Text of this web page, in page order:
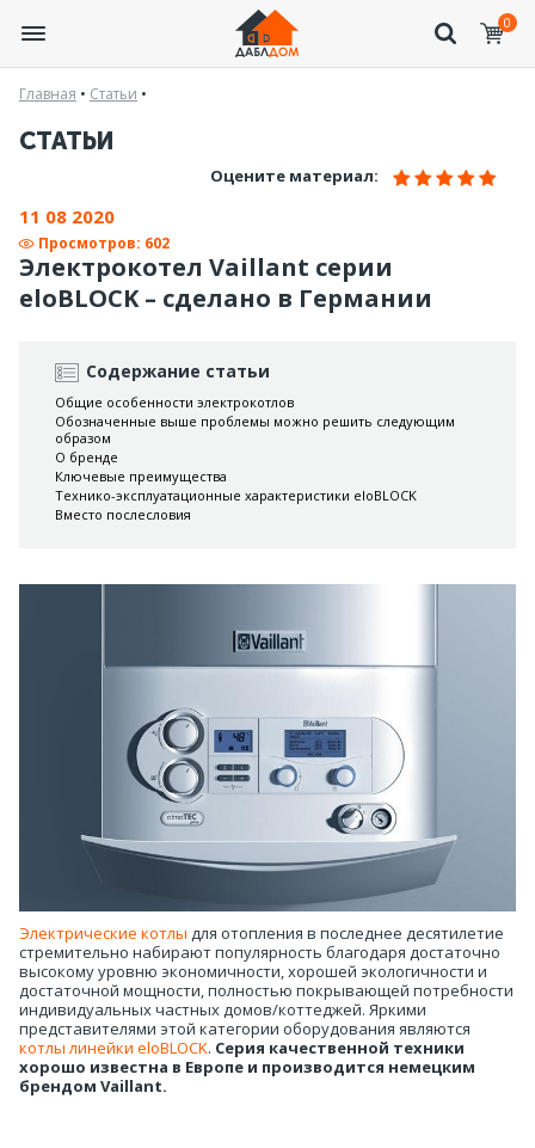
0
Главная • Статьи •
СТАТЬИ
Оцените материал:
11 08 2020
Просмотров: 602
Электрокотел Vaillant серии
eloBLOCK – сделано в Германии
Содержание статьи
Общие особенности электрокотлов
Обозначенные выше проблемы можно решить следующим
образом
О бренде
Ключевые преимущества
Технико-эксплуатационные характеристики eloBLOCK
Вместо послесловия
Электрические котлы для отопления в последнее десятилетие
стремительно набирают популярность благодаря достаточно
высокому уровню экономичности, хорошей экологичности и
достаточной мощности, полностью покрывающей потребности
индивидуальных частных домов/коттеджей. Яркими
представителями этой категории оборудования являются
котлы линейки eloBLOCK. Серия качественной техники
хорошо известна в Европе и производится немецким
брендом Vaillant.